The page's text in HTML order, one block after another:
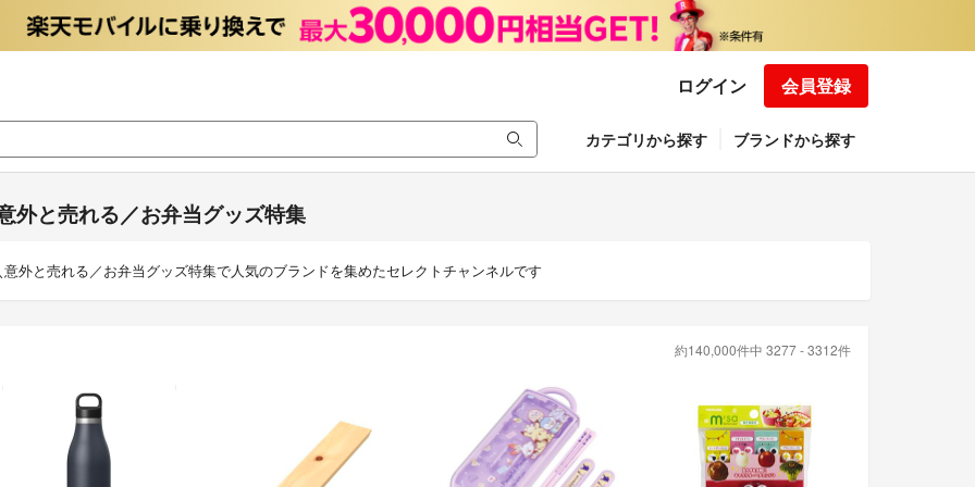
ログイン 会員登録
カテゴリから探す ブランドから探す
外と売れる／お弁当グッズ特集
意外と売れる／お弁当グッズ特集で人気のブランドを集めたセレクトチャンネルです
約140,000件中 3277 - 3312件